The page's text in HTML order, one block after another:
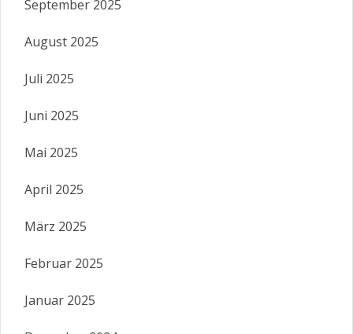
September 2025
August 2025
Juli 2025
Juni 2025
Mai 2025
April 2025
März 2025
Februar 2025
Januar 2025